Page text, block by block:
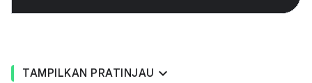
TAMPILKAN PRATINJAU